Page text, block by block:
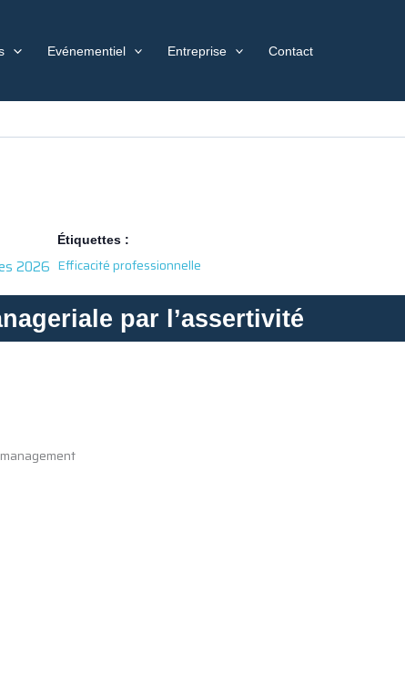
Evénementiel Entreprise Contact
2026
Étiquettes :
Efficacité professionnelle
par l’assertivité